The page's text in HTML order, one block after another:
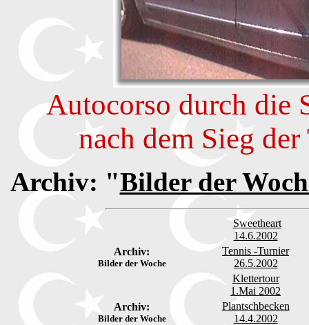
Autocorso durch die
nach dem Sieg
Archiv: "Bilder der
Sweetheart
14.6.2002
Archiv:
Bilder der Woche
Tennis -Turnier
26.5.2002
Klettertour
1.Mai 2002
Archiv:
Bilder der Woche
Plantschbecken
14.4.2002